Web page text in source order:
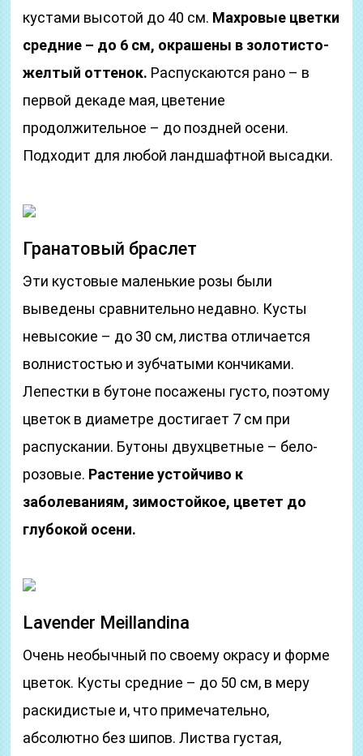
кустами высотой до 40 см. Махровые цветки
средние – до 6 см, окрашены в золотисто-
желтый оттенок. Распускаются рано – в
первой декаде мая, цветение
продолжительное – до поздней осени.
Подходит для любой ландшафтной высадки.
Гранатовый браслет
Эти кустовые маленькие розы были
выведены сравнительно недавно. Кусты
невысокие – до 30 см, листва отличается
волнистостью и зубчатыми кончиками.
Лепестки в бутоне посажены густо, поэтому
цветок в диаметре достигает 7 см при
распускании. Бутоны двухцветные – бело-
розовые. Растение устойчиво к
заболеваниям, зимостойкое, цветет до
глубокой осени.
Lavender Meillandina
Очень необычный по своему окрасу и форме
цветок. Кусты средние – до 50 см, в меру
раскидистые и, что примечательно,
абсолютно без шипов. Листва густая,